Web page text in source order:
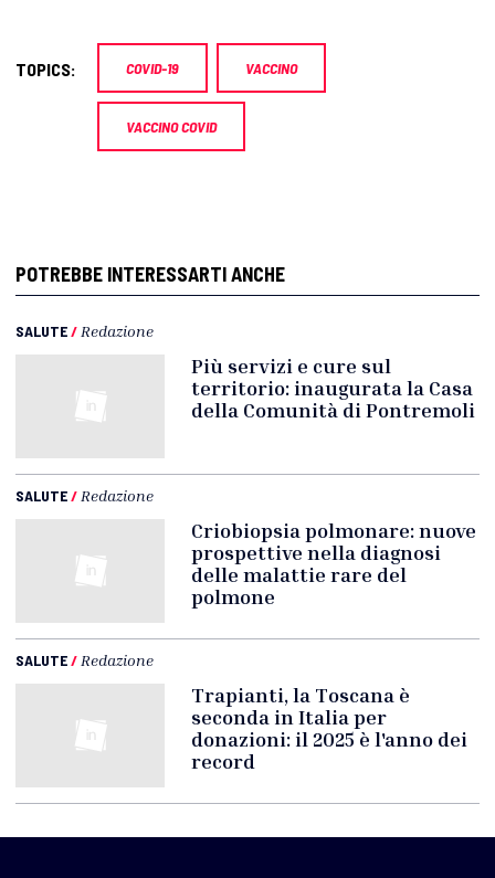
TOPICS: COVID-19 VACCINO
VACCINO COVID
POTREBBE INTERESSARTI ANCHE
SALUTE/ Redazione
Più servizi e cure sul
territorio: inaugurata la Casa
della Comunità di Pontremoli
SALUTE/ Redazione
Criobiopsia polmonare: nuove
prospettive nella diagnosi
delle malattie rare del
polmone
SALUTE/ Redazione
Trapianti, la Toscana è
seconda in Italia per
donazioni: il 2025 è l'anno dei
record